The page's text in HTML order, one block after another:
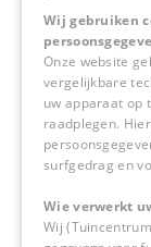
6063 NL
0475-
Wij gebruiken
Onze website
vergelijkbare
uw apparaat op
raadplegen.
surfgedrag en
Wie verwerkt
Wij